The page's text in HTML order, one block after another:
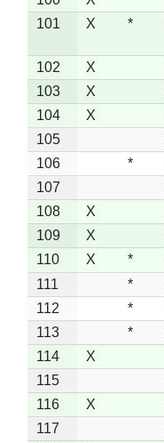
101
X *
102 X
103
X
104
X
105
106
*
107
108
X
109
X
110
X *
111
*
112
*
113
*
114
X
115
116
X
117